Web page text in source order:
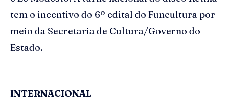
tem o incentivo do 6º edital do Funcultura por
meio da Secretaria de Cultura/Governo do
Estado.
INTERNACIONAL